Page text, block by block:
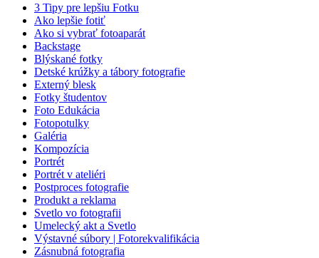
3 Tipy pre lepšiu Fotku
Ako lepšie fotiť
Ako si vybrať fotoaparát
Backstage
Blýskané fotky
Detské krúžky a tábory fotografie
Externý blesk
Fotky študentov
Foto Edukácia
Fotopotulky
Galéria
Kompozícia
Portrét
Portrét v ateliéri
Postproces fotografie
Produkt a reklama
Svetlo vo fotografii
Umelecký akt a Svetlo
Výstavné súbory | Fotorekvalifikácia
Zásnubná fotografia